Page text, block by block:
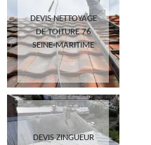
DEVIS NETTOYAGE
DE TOITURE 76
SEINE-MARITIME
DEVIS ZINGUEUR